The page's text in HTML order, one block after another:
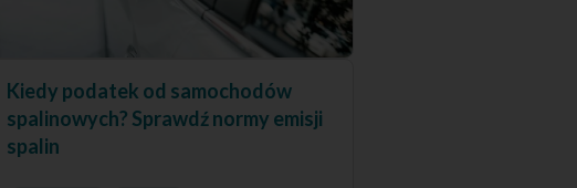
Kiedy podatek od samochodów
spalinowych? Sprawdź normy emisji
spalin